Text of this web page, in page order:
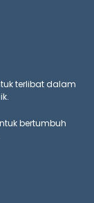
terlibat dalam
bertumbuh